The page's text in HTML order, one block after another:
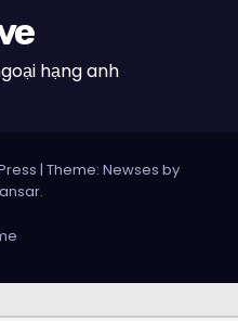
hạng anh
| Theme: Newses by
.